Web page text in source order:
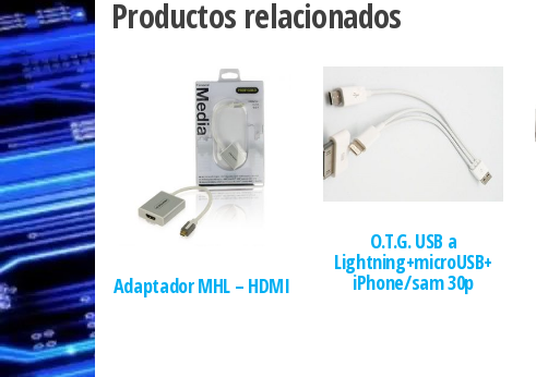
Productos relacionados
Adaptador MHL – HDMI
O.T.G. USB a
Lightning+microUSB+
iPhone/sam 30p